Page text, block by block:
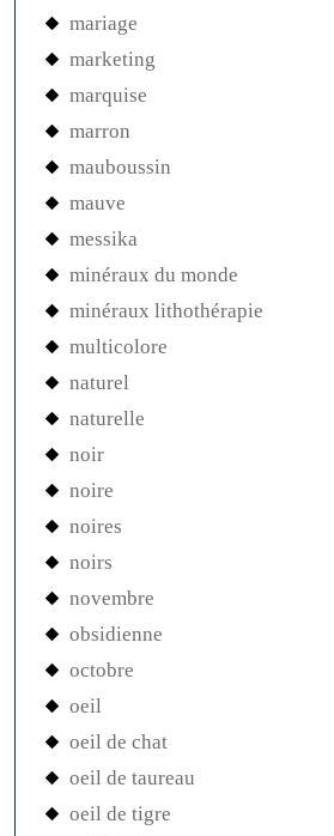
mariage
marketing
marquise
marron
mauboussin
mauve
messika
minéraux du monde
minéraux lithothérapie
multicolore
naturel
naturelle
noir
noire
noires
noirs
novembre
obsidienne
octobre
oeil
oeil de chat
oeil de taureau
oeil de tigre